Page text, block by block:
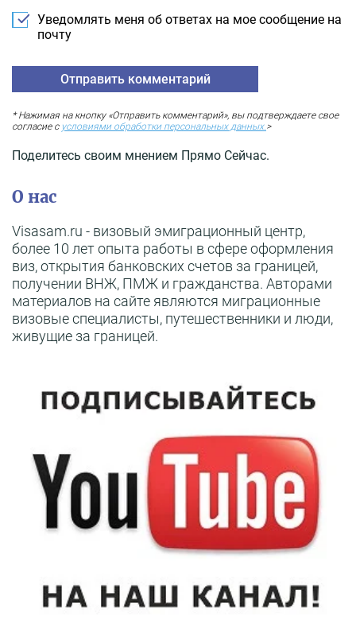
Уведомлять меня об ответах на мое сообщение на
почту
* Нажимая на кнопку «Отправить комментарий», вы подтверждаете свое
согласие с условиями обработки персональных данных.>
Поделитесь своим мнением Прямо Сейчас.
О нас
Visasam.ru - визовый эмиграционный центр,
более 10 лет опыта работы в сфере оформления
виз, открытия банковских счетов за границей,
получении ВНЖ, ПМЖ и гражданства. Авторами
материалов на сайте являются миграционные
визовые специалисты, путешественники и люди,
живущие за границей.